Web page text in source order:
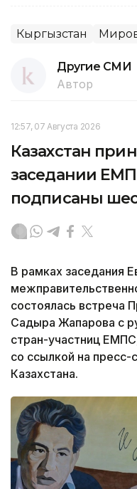
Кыргызстан
Другие СМИ
Автор
12:57, 07 Августа 2026
Казахстан
заседании
подписаны
В рамках заседания
состоялась встреча
Садыра Жапарова с
стран-участниц
со ссылкой на
Казахстана.